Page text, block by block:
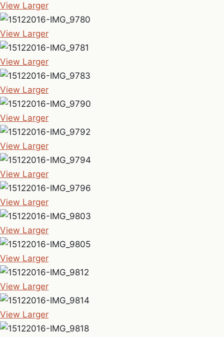
View Larger
View Larger
View Larger
View Larger
View Larger
View Larger
View Larger
View Larger
View Larger
View Larger
View Larger
View Larger